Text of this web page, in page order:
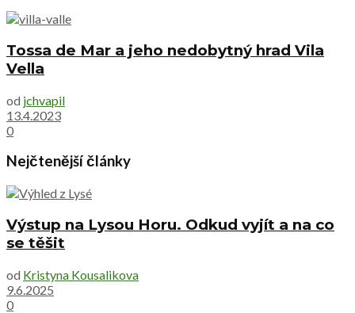
Tossa de Mar a jeho nedobytný hrad Vila
Vella
od jchvapil
13.4.2023
0
Nejčtenější články
Výstup na Lysou Horu. Odkud vyjít a na co
se těšit
od Kristyna Kousalikova
9.6.2025
0